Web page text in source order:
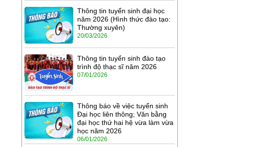
Thông tin tuyển sinh đại học
năm 2026 (Hình thức đào tạo:
Thường xuyên)
20/03/2026
Thông tin tuyển sinh đào tạo
trình độ thạc sĩ năm 2026
07/01/2026
Thông báo về việc tuyển sinh
Đại học liên thông; Văn bằng
đại học thứ hai hệ vừa làm vừa
học năm 2026
06/01/2026